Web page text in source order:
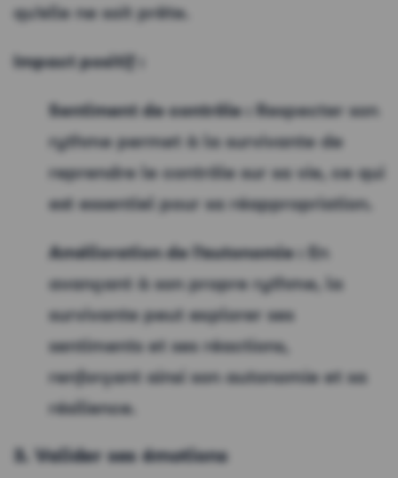
qu’elle ne soit prête.
Impact positif :
Sentiment de contrôle : Respecter son
rythme permet à la survivante de
reprendre le contrôle sur sa vie, ce qui
est essentiel pour sa réappropriation.
Amélioration de l’autonomie :
En
avançant à son propre rythme, la
survivante peut explorer ses
sentiments et ses réactions,
renforçant ainsi son autonomie et sa
résilience.
3. Valider ses émotions